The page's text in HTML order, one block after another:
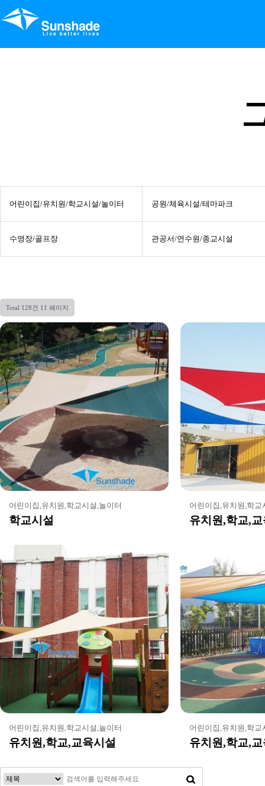
어린이집/유치원/학교시설/놀이터 공원/체육시설/테마파크
수영장/골프장 관공서/연수원/종교시설
Total 128건 11 페이지
어린이집,유치원,학교시설,놀이터
학교시설
어린이집,유치원,학교
유치원,학교,
어린이집,유치원,학교시설,놀이터
유치원,학교,교육시설
어린이집,유치원,학교
유치원,학교,